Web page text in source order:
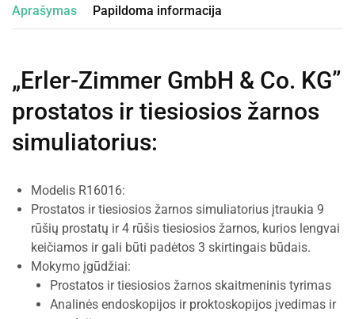
Aprašymas Papildoma informacija
„Erler-Zimmer GmbH & Co. KG”
prostatos ir tiesiosios žarnos
simuliatorius:
Modelis R16016:
Prostatos ir tiesiosios žarnos simuliatorius įtraukia 9
rūšių prostatų ir 4 rūšis tiesiosios žarnos, kurios lengvai
keičiamos ir gali būti padėtos 3 skirtingais būdais.
Mokymo įgūdžiai:
Prostatos ir tiesiosios žarnos skaitmeninis tyrimas
Analinės endoskopijos ir proktoskopijos įvedimas ir